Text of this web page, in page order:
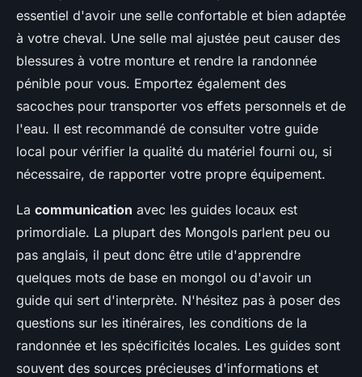
essentiel d'avoir une selle confortable et bien adaptée
à votre cheval. Une selle mal ajustée peut causer des
blessures à votre monture et rendre la randonnée
pénible pour vous. Emportez également des
sacoches pour transporter vos effets personnels et de
l'eau. Il est recommandé de consulter votre guide
local pour vérifier la qualité du matériel fourni ou, si
nécessaire, de rapporter votre propre équipement.
La communication avec les guides locaux est
primordiale. La plupart des Mongols parlent peu ou
pas anglais, il peut donc être utile d'apprendre
quelques mots de base en mongol ou d'avoir un
guide qui sert d'interprète. N'hésitez pas à poser des
questions sur les itinéraires, les conditions de la
randonnée et les spécificités locales. Les guides sont
souvent des sources précieuses d'informations et